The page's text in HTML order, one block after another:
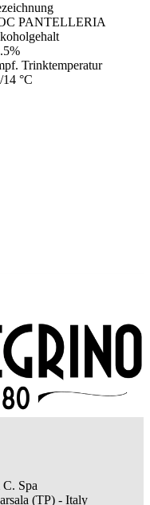
PANTELLERIA
Trinktemperatur
14 °C
Spa
(TP) - Italy